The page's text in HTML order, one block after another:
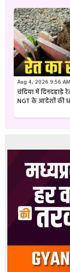
Aug 4, 2026 9:56
चंदिया में दिनदहाड़े
NGT के आदेशों की